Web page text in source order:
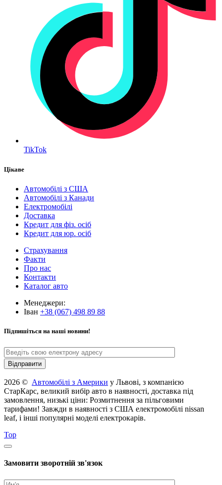
TikTok
Цікаве
Автомобілі з США
Автомобілі з Канади
Електромобілі
Доставка
Кредит для фіз. осіб
Кредит для юр. осіб
Страхування
Факти
Про нас
Контакти
Каталог авто
Менеджери:
Іван +38 (067) 498 89 88
Підпишіться на наші новини!
2026 © Автомобілі з Америки у Львові, з компанією
СтарКарс, великий вибір авто в наявності, доставка під
замовлення, низькі ціни: Розмитнення за пільговими
тарифами! Завжди в наявності з США електромобілі nissan
leaf, і інші популярні моделі електрокарів.
Top
Замовити зворотній зв'язок